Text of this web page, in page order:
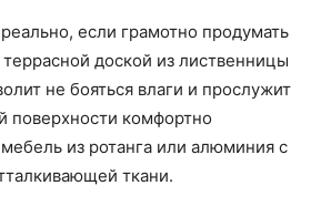
если грамотно продумать
доской из лиственницы
не бояться влаги и прослужит
поверхности комфортно
из ротанга или алюминия с
ткани.